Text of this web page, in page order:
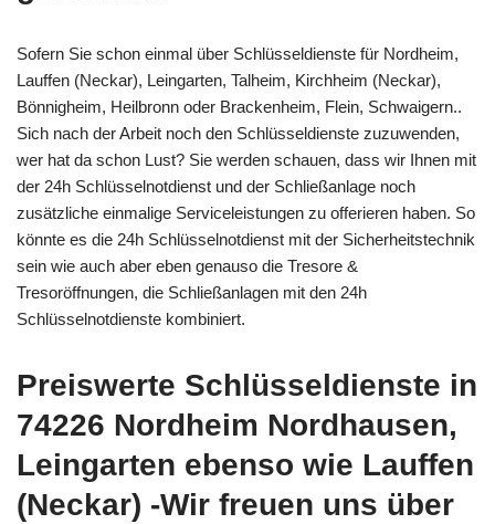
Sofern Sie schon einmal über Schlüsseldienste für Nordheim,
Lauffen (Neckar), Leingarten, Talheim, Kirchheim (Neckar),
Bönnigheim, Heilbronn oder Brackenheim, Flein, Schwaigern..
Sich nach der Arbeit noch den Schlüsseldienste zuzuwenden,
wer hat da schon Lust? Sie werden schauen, dass wir Ihnen mit
der 24h Schlüsselnotdienst und der Schließanlage noch
zusätzliche einmalige Serviceleistungen zu offerieren haben. So
könnte es die 24h Schlüsselnotdienst mit der Sicherheitstechnik
sein wie auch aber eben genauso die Tresore &
Tresoröffnungen, die Schließanlagen mit den 24h
Schlüsselnotdienste kombiniert.
Preiswerte Schlüsseldienste in
74226 Nordheim Nordhausen,
Leingarten ebenso wie Lauffen
(Neckar) -Wir freuen uns über